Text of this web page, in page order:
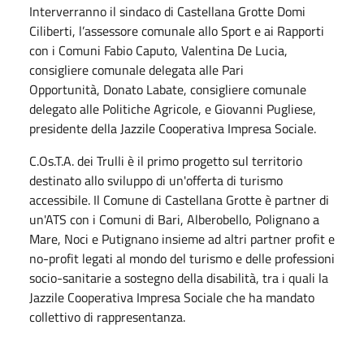
Interverranno il sindaco di Castellana Grotte Domi
Ciliberti, l’assessore comunale allo Sport e ai Rapporti
con i Comuni Fabio Caputo, Valentina De Lucia,
consigliere comunale delegata alle Pari
Opportunità, Donato Labate, consigliere comunale
delegato alle Politiche Agricole, e Giovanni Pugliese,
presidente della Jazzile Cooperativa Impresa Sociale.
C.Os.T.A. dei Trulli è il primo progetto sul territorio
destinato allo sviluppo di un'offerta di turismo
accessibile. Il Comune di Castellana Grotte è partner di
un'ATS con i Comuni di Bari, Alberobello, Polignano a
Mare, Noci e Putignano insieme ad altri partner profit e
no-profit legati al mondo del turismo e delle professioni
socio-sanitarie a sostegno della disabilità, tra i quali la
Jazzile Cooperativa Impresa Sociale che ha mandato
collettivo di rappresentanza.